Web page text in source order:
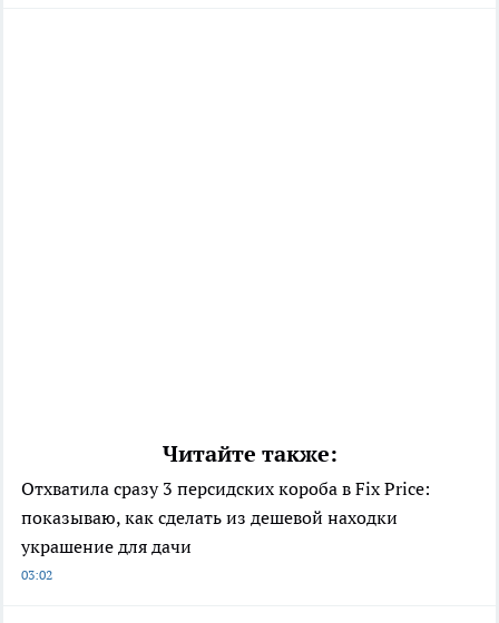
Читайте также:
Отхватила сразу 3 персидских короба в Fix Price:
показываю, как сделать из дешевой находки
украшение для дачи
03:02